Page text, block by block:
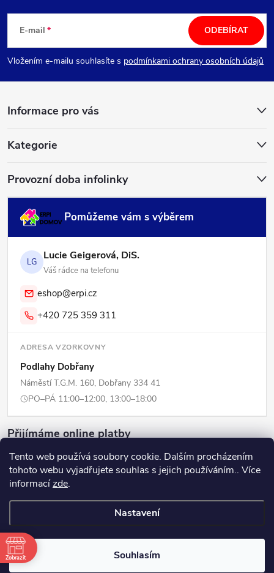
Tento web používá soubory cookie. Dalším procházením
tohoto webu vyjadřujete souhlas s jejich používáním.. Více
informacízde.
Nastavení
Souhlasím
p
a
E-mail
Vložením e-mailu souhlasíte s podmínkami ochrany osobních údajů
ODEBÍRAT
Informace pro vás
Kategorie
Provozní doba infolinky
Pomůžeme vám s výběrem
LG Lucie Geigerová, DiS.
Váš rádce na telefonu
eshop@erpi.cz
+420 725 359 311
ADRESA VZORKOVNY
Podlahy Dobřany
Náměstí T.G.M. 160, Dobřany 334 41
PO–PÁ 11:00–12:00, 13:00–18:00
Přijímáme online platby
Vytvořil Shoptet
ERPI - Domov. Všechna práva vyhrazena.
Zobrazit